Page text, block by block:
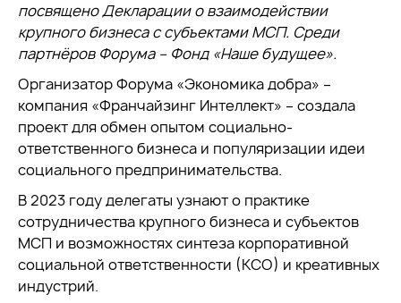
посвящено Декларации о взаимодействии
крупного бизнеса с субъектами МСП. Среди
партнёров Форума – Фонд «Наше будущее».
Организатор Форума «Экономика добра» –
компания «Франчайзинг Интеллект» – создала
проект для обмен опытом социально-
ответственного бизнеса и популяризации идеи
социального предпринимательства.
В 2023 году делегаты узнают о практике
сотрудничества крупного бизнеса и субъектов
МСП и возможностях синтеза корпоративной
социальной ответственности (КСО) и креативных
индустрий.